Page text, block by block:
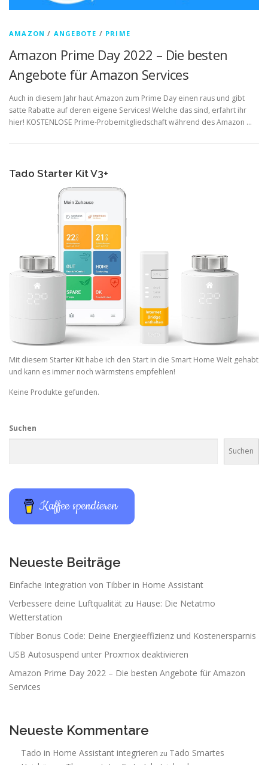
AMAZON / ANGEBOTE / PRIME
Amazon Prime Day 2022 – Die besten
Angebote für Amazon Services
Auch in diesem Jahr haut Amazon zum Prime Day einen raus und gibt
satte Rabatte auf deren eigene Services! Welche das sind, erfahrt ihr
hier! KOSTENLOSE Prime-Probemitgliedschaft während des Amazon …
Tado Starter Kit V3+
Mit diesem Starter Kit habe ich den Start in die Smart Home Welt gehabt
und kann es immer noch wärmstens empfehlen!
Keine Produkte gefunden.
Suchen
Suchen
Kaffee spendieren
Neueste Beiträge
Einfache Integration von Tibber in Home Assistant
Verbessere deine Luftqualität zu Hause: Die Netatmo
Wetterstation
Tibber Bonus Code: Deine Energieeffizienz und Kostenersparnis
USB Autosuspend unter Proxmox deaktivieren
Amazon Prime Day 2022 – Die besten Angebote für Amazon
Services
Neueste Kommentare
Tado in Home Assistant integrieren zu Tado Smartes